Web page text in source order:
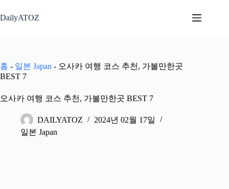
문
뛰
기
DailyATOZ
홈 - 일본 Japan - 오사카 여행 코스 추천, 가볼만한곳
BEST 7
오사카 여행 코스 추천, 가볼만한곳 BEST 7
DAILYATOZ
2024년 02월 17일
일본 Japan